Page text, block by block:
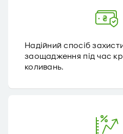
Надійний спосіб
заощадження під час
коливань.